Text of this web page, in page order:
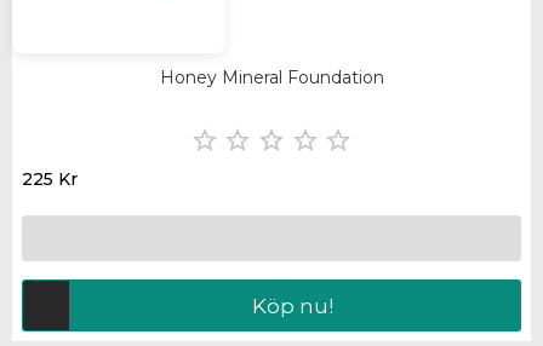
Honey Mineral Foundation
    
225 Kr
Köp nu!